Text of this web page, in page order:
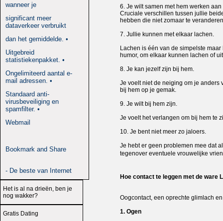
wanneer je
significant meer
dataverkeer verbruikt
dan het gemiddelde. •
Uitgebreid
statistiekenpakket. •
Ongelimiteerd aantal e-
mail adressen. •
Standaard anti-
virusbeveiliging en
spamfilter. •
Webmail
- De beste van Internet
Het is al na drieën, ben je
nog wakker?
Gratis Dating
6. Je wilt samen met hem werken
Cruciale verschillen tussen jullie
hebben die niet zomaar te
7. Jullie kunnen met elkaar lachen.
Lachen is één van de simpelste
humor, om elkaar kunnen lachen of
8. Je kan jezelf zijn bij hem.
Je voelt niet de neiging om je anders
bij hem op je gemak.
9. Je wilt bij hem zijn.
Je voelt het verlangen om bij hem te
10. Je bent niet meer zo jaloers.
Je hebt er geen problemen mee dat
tegenover eventuele vrouwelijke
Hoe contact te leggen met de ware
Oogcontact, een oprechte glimlach
1. Ogen